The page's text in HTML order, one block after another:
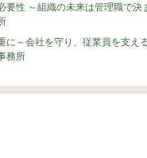
要性 ～組織の未来は管理職で
に～会社を守り、従業員を支
務所